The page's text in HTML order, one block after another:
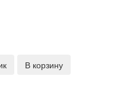
В корзину